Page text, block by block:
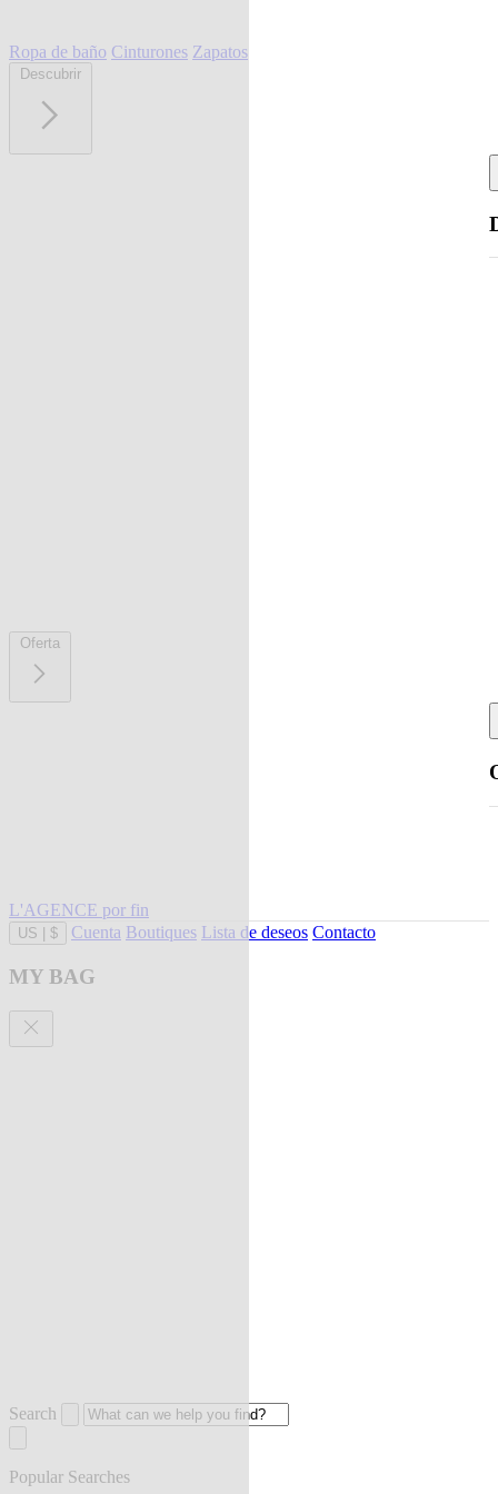
Ropa de baño Cinturones Zapatos
Descubrir
Oferta
L'AGENCE por fin
US $ Cuenta Boutiques Lista de deseos Contacto
MY BAG
Search
Popular Searches